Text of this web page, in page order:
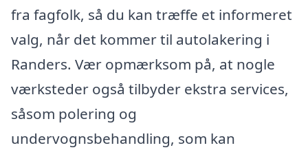
fra fagfolk, så du kan træffe et informeret
valg, når det kommer til autolakering i
Randers. Vær opmærksom på, at nogle
værksteder også tilbyder ekstra services,
såsom polering og
undervognsbehandling, som kan